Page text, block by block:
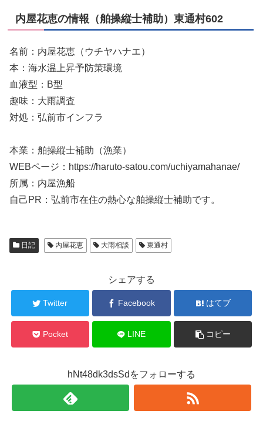
内屋花恵の情報（舶操縦士補助）東通村602
名前：内屋花恵（ウチヤハナエ）
本：海水温上昇予防策環境
血液型：B型
趣味：大雨調査
対処：弘前市インフラ
本業：舶操縦士補助（漁業）
WEBページ：https://haruto-satou.com/uchiyamahanae/
所属：内屋漁船
自己PR：弘前市在住の熱心な舶操縦士補助です。
日記 内屋花恵 大雨相談 東通村
シェアする
Twitter Facebook はてブ
Pocket LINE コピー
hNt48dk3dsSdをフォローする